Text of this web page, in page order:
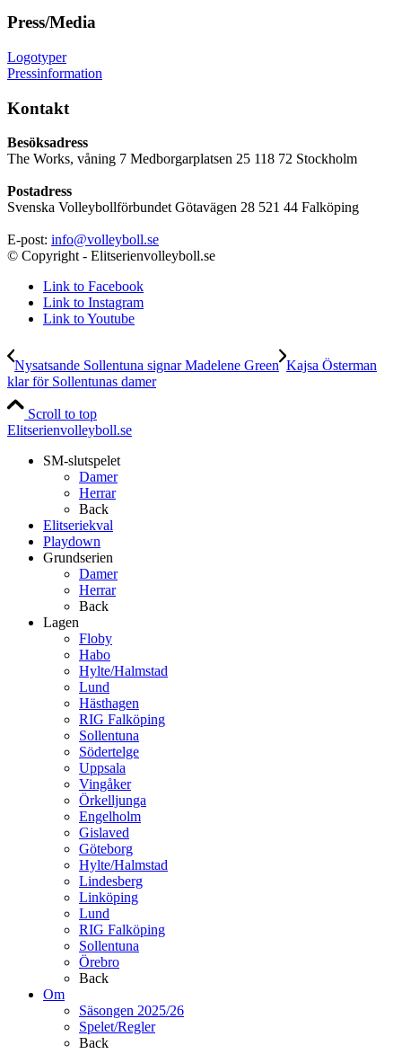
Press/Media
Logotyper
Pressinformation
Kontakt
Besöksadress
The Works, våning 7 Medborgarplatsen 25 118 72 Stockholm
Postadress
Svenska Volleybollförbundet Götavägen 28 521 44 Falköping
E-post: info@volleyboll.se
© Copyright - Elitserienvolleyboll.se
Link to Facebook
Link to Instagram
Link to Youtube
Nysatsande Sollentuna signar Madelene Green Kajsa Österman
klar för Sollentunas damer
Scroll to top
Elitserienvolleyboll.se
SM-slutspelet
Damer
Herrar
Back
Elitseriekval
Playdown
Grundserien
Damer
Herrar
Back
Lagen
Floby
Habo
Hylte/Halmstad
Lund
Hästhagen
RIG Falköping
Sollentuna
Södertelge
Uppsala
Vingåker
Örkelljunga
Engelholm
Gislaved
Göteborg
Hylte/Halmstad
Lindesberg
Linköping
Lund
RIG Falköping
Sollentuna
Örebro
Back
Om
Säsongen 2025/26
Spelet/Regler
Back